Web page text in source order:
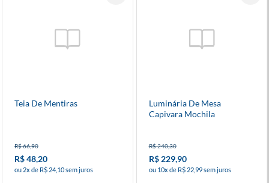
Teia De Mentiras
R$ 66,90
R$ 48,20
ou 2x de R$ 24,10 sem juros
Luminária De Mesa
Capivara Mochila
R$ 240,30
R$ 229,90
ou 10x de R$ 22,99 sem juros